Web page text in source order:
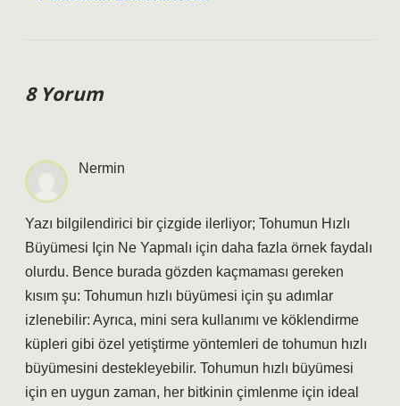
8 Yorum
Nermin
Yazı bilgilendirici bir çizgide ilerliyor; Tohumun Hızlı
Büyümesi Için Ne Yapmalı için daha fazla örnek faydalı
olurdu. Bence burada gözden kaçmaması gereken
kısım şu: Tohumun hızlı büyümesi için şu adımlar
izlenebilir: Ayrıca, mini sera kullanımı ve köklendirme
küpleri gibi özel yetiştirme yöntemleri de tohumun hızlı
büyümesini destekleyebilir. Tohumun hızlı büyümesi
için en uygun zaman, her bitkinin çimlenme için ideal